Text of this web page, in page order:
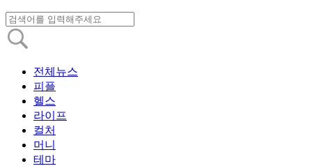
전체뉴스
피플
헬스
라이프
컬처
머니
테마